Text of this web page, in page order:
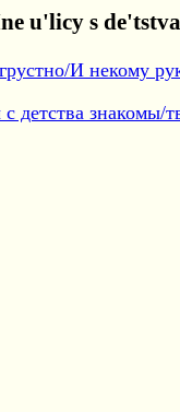
u'licy s
И некому
знакомы/